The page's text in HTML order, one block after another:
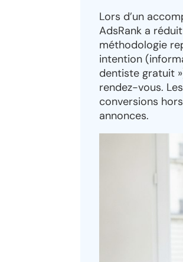
Lors d’un
AdsRank a
méthodologie
intention
dentiste gratuit
rendez-vous.
conversions
annonces.